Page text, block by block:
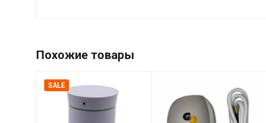
Похожие товары
SALE